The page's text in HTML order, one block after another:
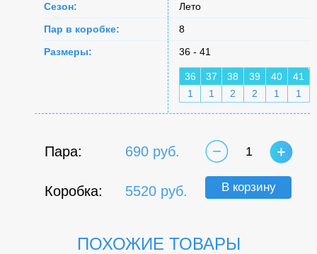
Сезон:
Лето
Пар в коробке:
8
Размеры:
36 - 41
36 37 38 39 40
41
1
1 2 2 1 1
Пара: 690 руб.
Коробка: 5520 руб.
1
В корзину
ПОХОЖИЕ ТОВАРЫ